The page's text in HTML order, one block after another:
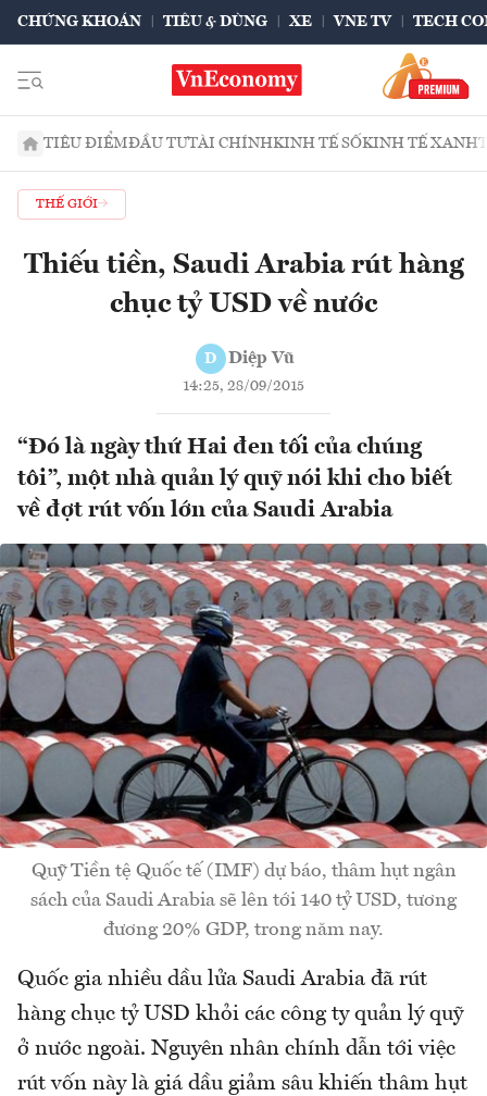
CHỨNG KHOÁN TIÊU & DÙNG XE VNE TV TECH
TIÊU ĐIỂMĐẦU TƯTÀI CHÍNHKINH TẾ SỐKINH TẾ XANH
THẾ GIỚI
Thiếu tiền, Saudi Arabia rút hàng
chục tỷ USD về nước
D Diệp Vũ
14:25, 28/09/2015
“Đó là ngày thứ Hai đen tối của chúng
tôi”, một nhà quản lý quỹ nói khi cho biết
về đợt rút vốn lớn của Saudi Arabia
Quỹ Tiền tệ Quốc tế (IMF) dự báo, thâm hụt ngân
sách của Saudi Arabia sẽ lên tới 140 tỷ USD, tương
đương 20% GDP, trong năm nay.
Quốc gia nhiều dầu lửa Saudi Arabia đã rút
hàng chục tỷ USD khỏi các công ty quản lý quỹ
ở nước ngoài. Nguyên nhân chính dẫn tới việc
rút vốn này là giá dầu giảm sâu khiến thâm hụt